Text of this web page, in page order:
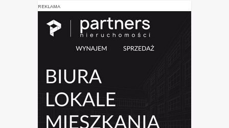
REKLAMA